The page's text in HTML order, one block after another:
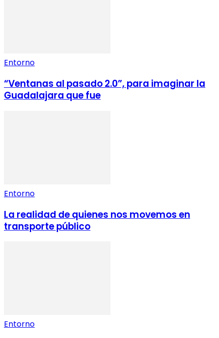
Entorno
“Ventanas al pasado 2.0”, para imaginar la
Guadalajara que fue
Entorno
La realidad de quienes nos movemos en
transporte público
Entorno